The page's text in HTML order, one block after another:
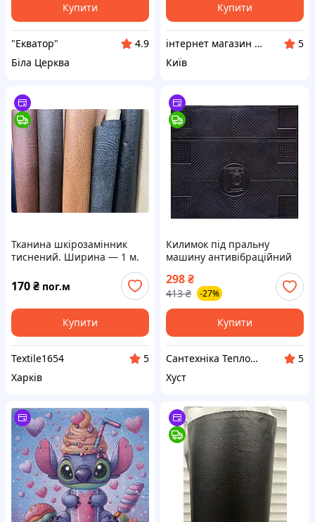
Купити
"Екватор"
4.9
Біла Церква
Купити
інтернет магазин " Інтер Маркет"
5
Київ
Тканина шкірозамінник
тиснений. Ширина — 1 м.
170₴ пог.м
Купити
Textile1654
5
Харків
Килимок під пральну
машину антивібраційний
гумовий 55х62 см (Польща)
298₴
413 ₴ -27%
Купити
Сантехніка Теплотехніка Все для Дому
5
Хуст